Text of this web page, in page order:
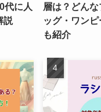
代に人
説
層は？どん
ッグ・ワンピ
も紹介